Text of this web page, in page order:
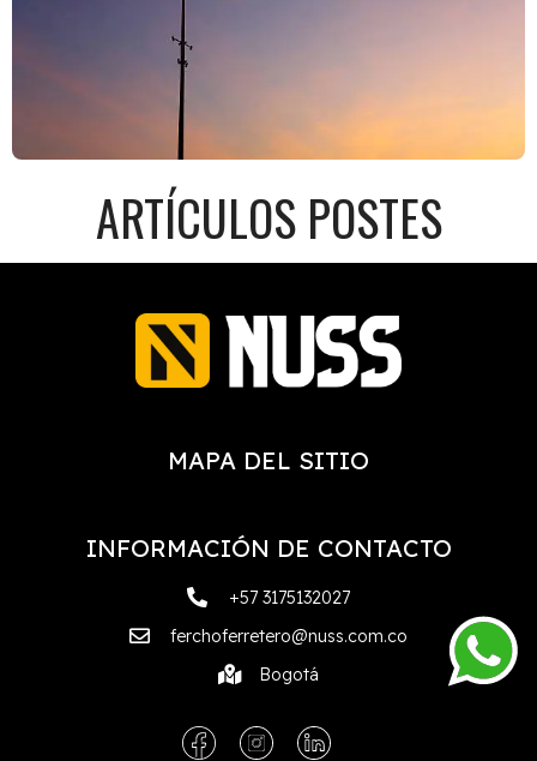
ARTÍCULOS POSTES
MAPA DEL SITIO
INFORMACIÓN DE CONTACTO
+57 3175132027
ferchoferretero@nuss.com.co
Bogotá